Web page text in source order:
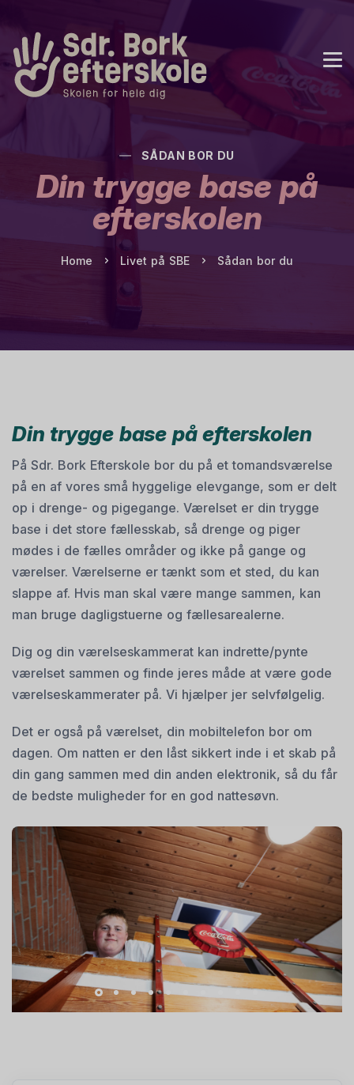
SÅDAN BOR DU
Din trygge base på
efterskolen
Home Livet på SBE Sådan bor du
Din trygge base på efterskolen
På Sdr. Bork Efterskole bor du på et tomandsværelse
på en af vores små hyggelige elevgange, som er delt
op i drenge- og pigegange. Værelset er din trygge
base i det store fællesskab, så drenge og piger
mødes i de fælles områder og ikke på gange og
værelser. Værelserne er tænkt som et sted, du kan
slappe af. Hvis man skal være mange sammen, kan
man bruge dagligstuerne og fællesarealerne.
Dig og din værelseskammerat kan indrette/pynte
værelset sammen og finde jeres måde at være gode
værelseskammerater på. Vi hjælper jer selvfølgelig.
Det er også på værelset, din mobiltelefon bor om
dagen. Om natten er den låst sikkert inde i et skab på
din gang sammen med din anden elektronik, så du får
de bedste muligheder for en god nattesøvn.